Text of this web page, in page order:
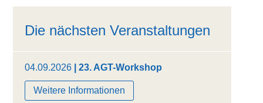
Die nächsten Veranstaltungen
04.09.2026 | 23. AGT-Workshop
Weitere Informationen